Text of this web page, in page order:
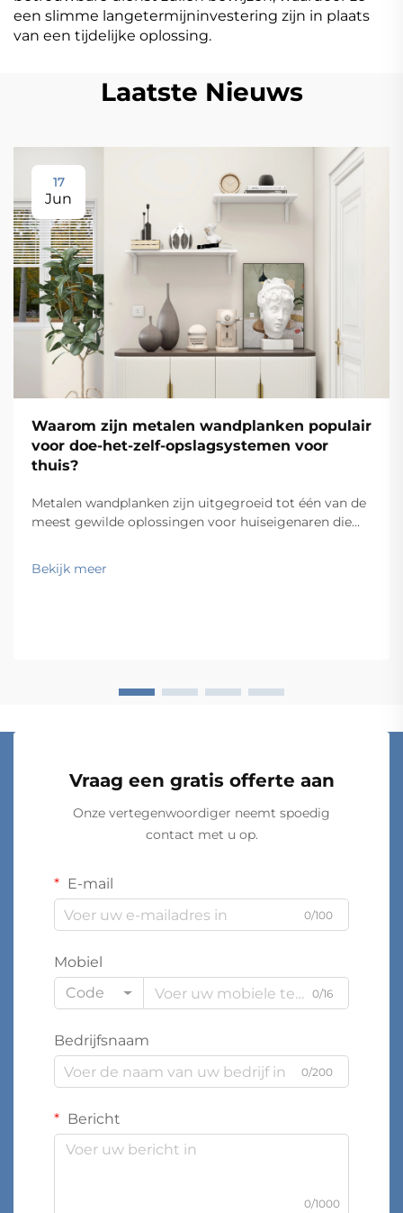
een slimme langetermijninvestering zijn in plaats
van een tijdelijke oplossing.
Laatste Nieuws
17
Jun
Waarom zijn metalen wandplanken populair
voor doe-het-zelf-opslagsystemen voor
thuis?
Metalen wandplanken zijn uitgegroeid tot één van de
meest gewilde oplossingen voor huiseigenaren die
opbergsystemen willen bouwen zonder professionele
hulp. De combinatie van industriële sterkte, strakke
Bekijk meer
Vraag een gratis offerte aan
Onze vertegenwoordiger neemt spoedig
contact met u op.
E-mail
0/100
Mobiel
Code
0/16
Bedrijfsnaam
0/200
Bericht
0/1000